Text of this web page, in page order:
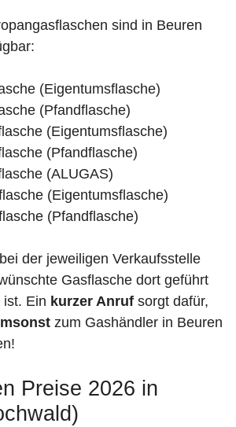
sind in Beuren
(Eigentumsflasche)
(Pfandflasche)
(Eigentumsflasche)
(Pfandflasche)
(ALUGAS)
(Eigentumsflasche)
(Pfandflasche)
der jeweiligen Verkaufsstelle
Gasflasche dort geführt
Ein kurzer Anruf sorgt dafür,
zum Gashändler in Beuren
Preise 2026 in